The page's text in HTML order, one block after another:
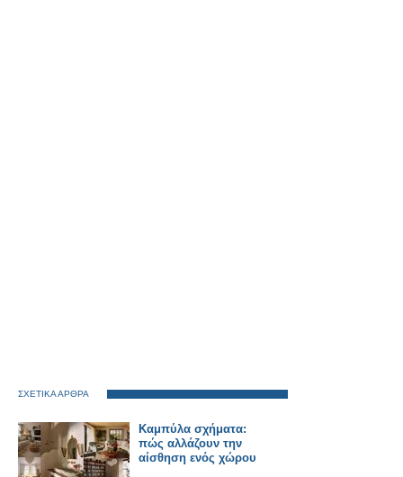
ΣΧΕΤΙΚΑ ΑΡΘΡΑ
Καμπύλα σχήματα:
πώς αλλάζουν την
αίσθηση ενός χώρου